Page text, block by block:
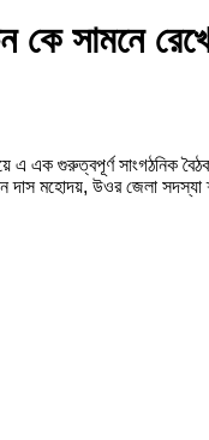
কে সামনে
এ এক গুরুত্বপূর্ণ সাংগঠনিক
মহোদয়, উওর জেলা সদস্যা